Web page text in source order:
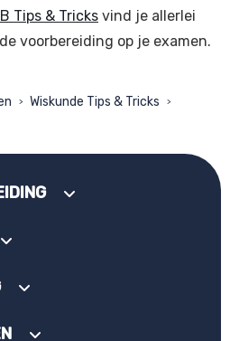
Tips & Tricks vind je allerlei
voorbereiding op je examen.
> Wiskunde Tips & Tricks >